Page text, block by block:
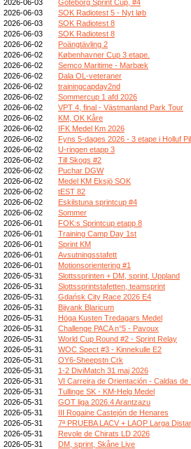
2026-06-03
Göteborg Sprint Cup, #4
2026-06-03
SOK Radiotest 5 - Nyt løb
2026-06-03
SOK Radiotest 8
2026-06-03
SOK Radiotest 8
2026-06-02
Poängtävling 2
2026-06-02
Københavner Cup 3 etape.
2026-06-02
Semco Maritime - Marbæk
2026-06-02
Dala OL-veteraner
2026-06-02
trainingcapday2nd
2026-06-02
Sommercup 1 afd 2026
2026-06-02
VPT 4, final - Västmanland Park Tour
2026-06-02
KM, OK Kåre
2026-06-02
IFK Medel Km 2026
2026-06-02
Fyns 5-dages 2026 - 3 etape i Holluf
2026-06-02
U-ringen etapp 3
2026-06-02
Till Skogs #2
2026-06-02
Puchar DGW
2026-06-02
Medel KM Eksjö SOK
2026-06-02
tEST 82
2026-06-02
Eskilstuna sprintcup #4
2026-06-02
Sommer
2026-06-01
FOK:s Sprintcup etapp 8
2026-06-01
Training Camp Day 1st
2026-06-01
Sprint KM
2026-06-01
Avsutningsstafett
2026-06-01
Motionsorientering #1
2026-05-31
Slottssprinten + DM, sprint, Uppland
2026-05-31
Slottssprintstafetten, teamsprint
2026-05-31
Gdańsk City Race 2026 E4
2026-05-31
Bijvank Blaricum
2026-05-31
Höga Kusten Tredagars Medel
2026-05-31
Challenge PACA n°5 - Pavoux
2026-05-31
World Cup Round #2 - Sprint Relay
2026-05-31
WOC Spect #3 - Kinnekulle E2
2026-05-31
OY6-Sheepstn Crk
2026-05-31
1-2 DiviMatch 31 maj 2026
2026-05-31
VI Carreira de Orientación - Caldas de
2026-05-31
Tullinge SK - KM-Helg Medel
2026-05-31
GOT liga 2026.4 Arantzazu
2026-05-31
III Rogaine Castejón de Henares
2026-05-31
7ª PRUEBA LACV + LAOP Larga
2026-05-31
Revole de Chirats LD 2026
2026-05-31
DM, sprint, Skåne Live